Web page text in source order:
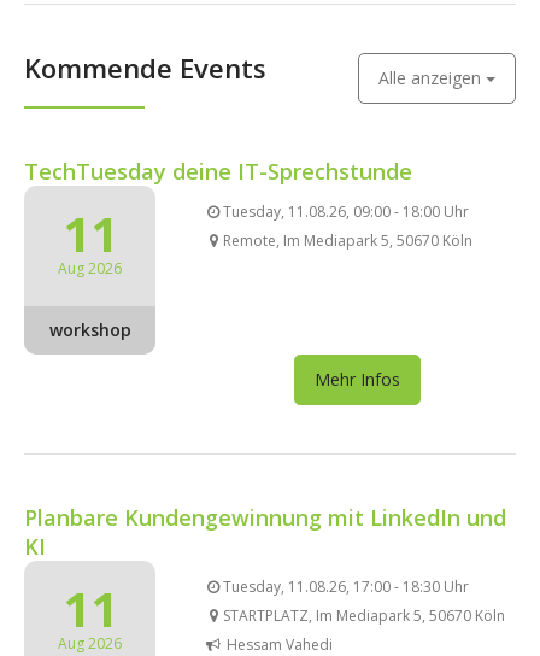
Kommende Events Alle anzeigen
TechTuesday deine IT-Sprechstunde
11
Aug 2026
workshop
Tuesday, 11.08.26, 09:00 - 18:00 Uhr
Remote, Im Mediapark 5, 50670 Köln
Mehr Infos
Planbare Kundengewinnung mit LinkedIn und
KI
11
Aug 2026
Tuesday, 11.08.26, 17:00 - 18:30 Uhr
STARTPLATZ, Im Mediapark 5, 50670 Köln
Hessam Vahedi